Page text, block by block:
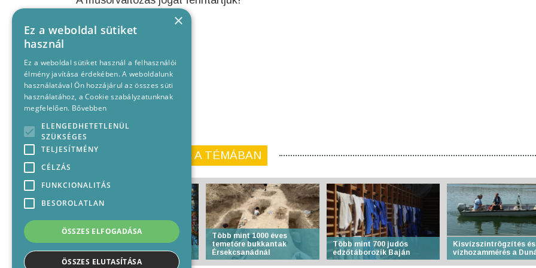
Forrás:www.baja.hu
KORÁBBI CIKKEINK A TÉMÁBAN
Anyakönyvi hírek
Több mint 1000 éves
temetőre bukkantak
Érsekcsanádnál
Több mint 700 judós
edzőtáborozik Baján
Kisvízszintrögzítés és
vízhozammérés a
×
Ez a weboldal sütiket
használ
Ez a weboldal sütiket használ a felhasználói
élmény javítása érdekében. A weboldalunk
használatával Ön hozzájárul az összes süti
használatához, a Cookie szabályzatunknak
megfelelően. Bővebben
ELENGEDHETETLENÜL
SZÜKSÉGES
TELJESÍTMÉNY
CÉLZÁS
FUNKCIONALITÁS
BESOROLATLAN
ÖSSZES ELFOGADÁSA
ÖSSZES ELUTASÍTÁSA